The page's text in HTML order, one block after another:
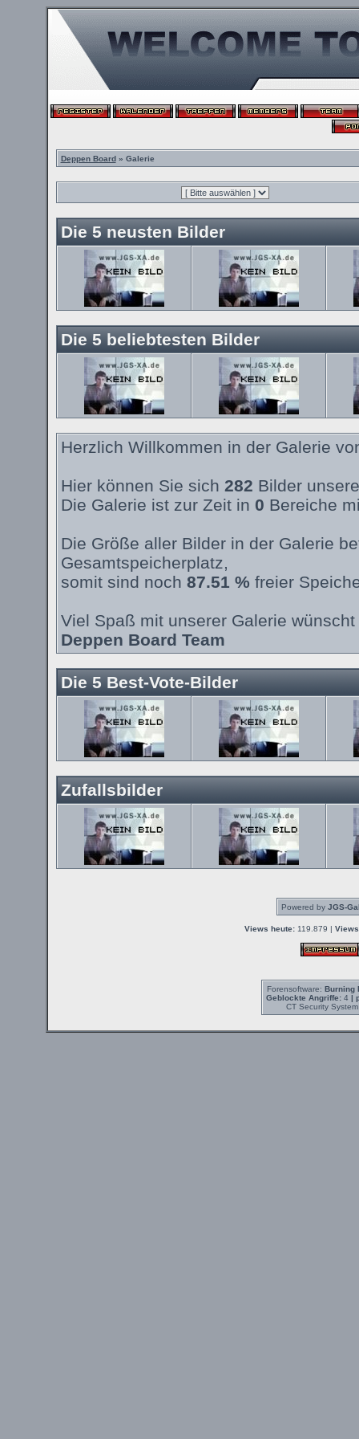
Deppen Board» Galerie
Die 5 neusten Bilder
Die 5 beliebtesten Bilder
Herzlich Willkommen in der Galerie
Hier können Sie sich 282 Bilder
Die Galerie ist zur Zeit in 0 Bereiche
Die Größe aller Bilder in der Galerie
Gesamtspeicherplatz,
somit sind noch 87.51 % freier
Viel Spaß mit unserer Galerie
Deppen Board Team
Die 5 Best-Vote-Bilder
Zufallsbilder
Powered by JGS-
Views heute:119.879 |
Forensoftware: Burning
Geblockte Angriffe:4 |
CT Security